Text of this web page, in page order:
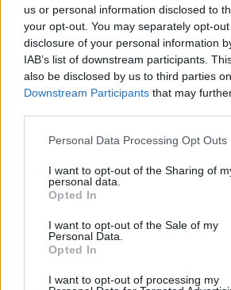
us or personal information disclosed to
your opt-out. You may separately opt-
disclosure of your personal information
IAB’s list of downstream participants.
also be disclosed by us to third parties
Downstream Participants that may
Personal Data Processing Opt Outs
I want to opt-out of the Sharing of
personal data.
Opted In
I want to opt-out of the Sale of my
Personal Data.
Opted In
I want to opt-out of processing my